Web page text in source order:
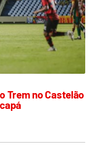
Trem no Castelão